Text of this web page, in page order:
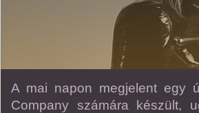
A mai napon megjelent egy
Company számára készült,